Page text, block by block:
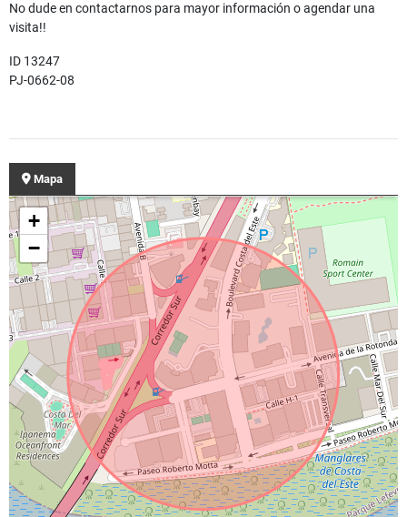
No dude en contactarnos para mayor información o agendar una
visita!!
ID 13247
PJ-0662-08
Mapa
+
−